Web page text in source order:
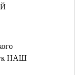
НАШ